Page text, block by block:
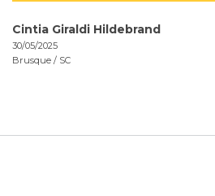
Cintia Giraldi Hildebrand
30/05/2025
Brusque / SC